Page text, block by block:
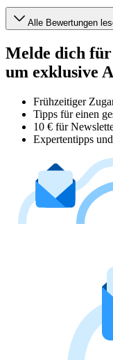
Alle Bewertungen
Melde dich
um exklusive
Frühzeitiger
Tipps für einen
10 € für
Expertentipps